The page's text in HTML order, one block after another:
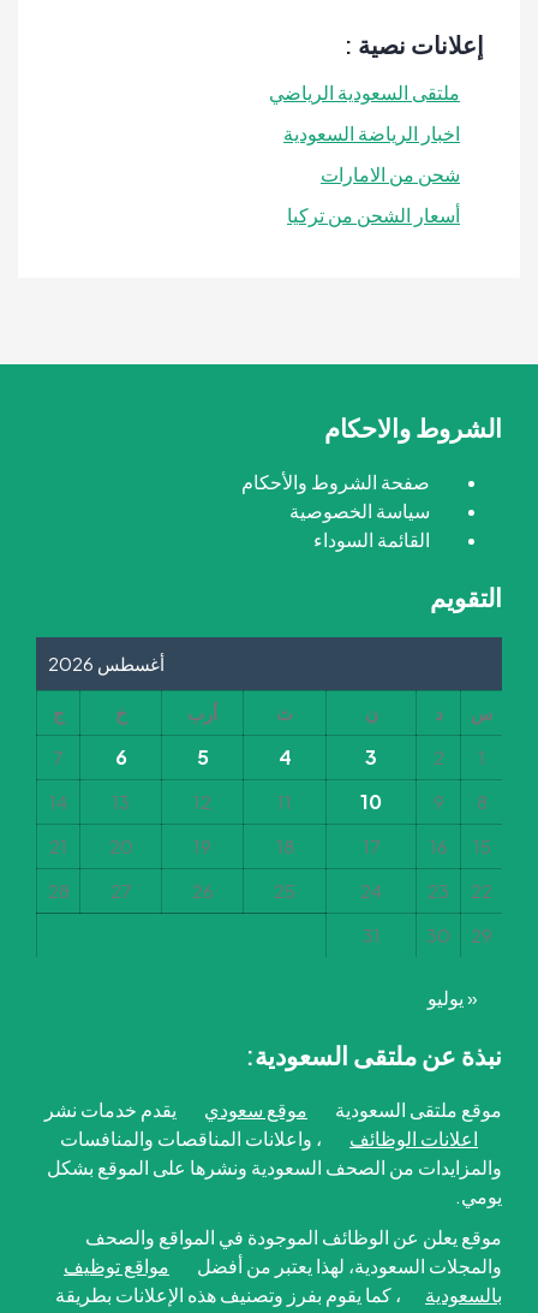
إعلانات نصية :
ملتقى السعودية الرياضي
اخبار الرياضة السعودية
شحن من الامارات
أسعار الشحن من تركيا
الشروط والاحكام
صفحة الشروط والأحكام
سياسة الخصوصية
القائمة السوداء
التقويم
أغسطس 2026
س د ن ث أرب خ
ج
1
2
3
4
5
6
7
8
9
10
11
12
13
14
15
16
17
18
19
20
21
22
23
24
25
26
27
28
29
30
31
« يوليو
نبذة عن ملتقى السعودية:
موقع ملتقى السعودية موقع سعودي
يقدم خدمات نشر
اعلانات الوظائف
، واعلانات المناقصات والمنافسات
والمزايدات من الصحف السعودية ونشرها على الموقع بشكل
يومي.
موقع يعلن عن الوظائف الموجودة في المواقع والصحف
والمجلات السعودية، لهذا يعتبر من أفضل
مواقع توظيف
بالسعودية
، كما يقوم بفرز وتصنيف هذه الإعلانات بطريقة